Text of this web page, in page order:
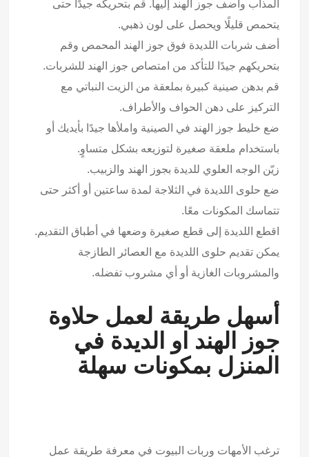
المذاب وأضف جوز الهند إليها. قم بتحريكه جيدًا حتى
يتحمص قليلًا ويحصل على لون ذهبي.
أضف شربات اللديدة فوق جوز الهند المحمص وقم
بتحريكهم جيدًا للتأكد من امتصاص جوز الهند للشربات.
قم بدهن صينية كبيرة بملعقة من الزيت النباتي مع
التركيز على دهن الحواف والأطراف.
ضع خليط جوز الهند في الصينية واملأها جيدًا بأيديك أو
باستخدام ملعقة صغيرة لتوزيعه بشكل متساوٍ.
زيّن الوجه العلوي للديدة بجوز الهند والزبيب.
ضع حلوى اللديدة في الثلاجة لمدة ساعتين أو أكثر حتى
تتماسك المكونات معًا.
اقطع اللديدة إلى قطع صغيرة وضعها في أطباق التقديم.
يمكن تقديم حلوى اللديدة مع العصائر الطازجة
والمشروبات الغازية أو أي مشروب تفضله.
أسهل طريقة لعمل حلاوة
جوز الهند او الديدة في
المنزل بمكونات سهلة
ترغب الأمهات وربات البيوت في معرفة طريقة عمل